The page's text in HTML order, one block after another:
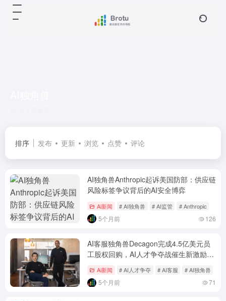
排序 发布 更新 浏览 点赞 评论
AI独角兽Anthropic起诉美国防部：供应链
风险标签争议背后的AI安全博弈
Ai新闻 # AI独角兽 # AI监管 # Anthropic
5个月前 126
AI客服独角兽Decagon完成4.5亿美元员
工股权回购，AI人才争夺战催生新激励模
Ai新闻 # AI人才争夺 # AI客服 # AI独角兽
5个月前 71